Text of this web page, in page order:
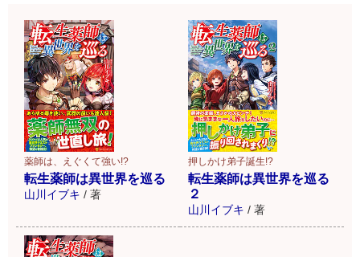
薬師は、えぐくて強い!?
転生薬師は異世界を巡る
山川イブキ / 著
押しかけ弟子誕生!?
転生薬師は異世界を巡る
２
山川イブキ / 著